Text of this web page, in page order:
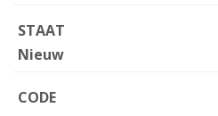
STAAT
Nieuw
CODE